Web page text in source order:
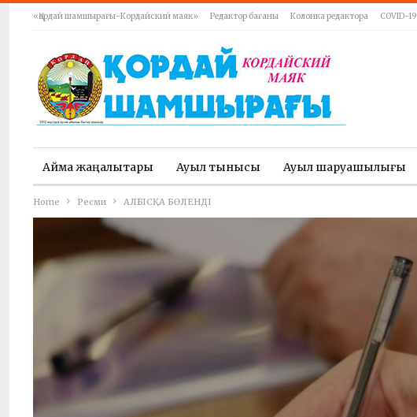
«Қордай шамшырағы-Кордайский маяк» Редактор бағаны Колонка редактора COVID-19
Аймақ жаңалықтары Ауыл тынысы Ауыл шаруашылығы
Home Ресми АЛҒЫСҚА БӨЛЕНДІ